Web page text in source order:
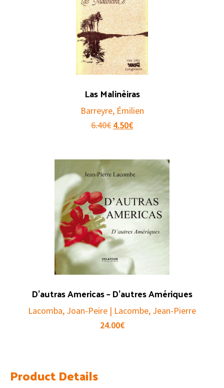
Las Malinèiras
Barreyre, Émilien
6.40€ Original
6.40€.
4.50€Current
4.50€.
D’autras Americas – D’autres Amériques
Lacomba, Joan-Peire | Lacombe, Jean-Pierre
24.00€
Product Details